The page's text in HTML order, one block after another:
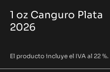
1 oz Canguro Plata
2026
El producto incluye el IVA al 22 %.